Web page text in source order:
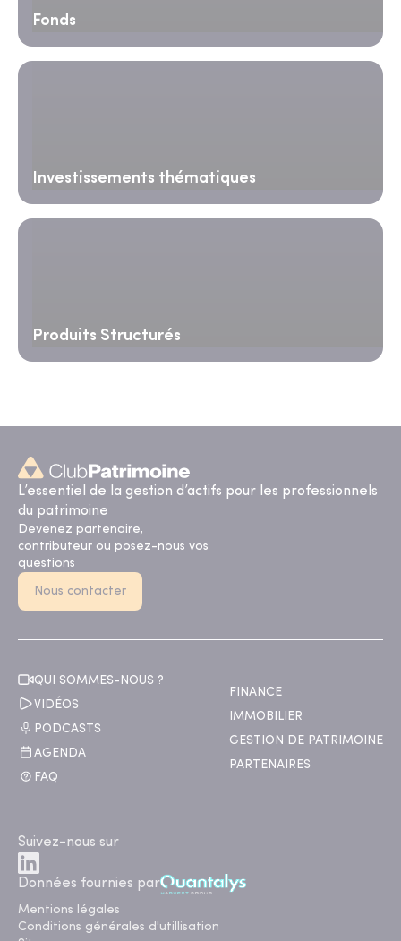
Fonds
Investissements thématiques
Produits Structurés
L’essentiel de la gestion d’actifs pour les professionnels
du patrimoine
Devenez partenaire,
contributeur ou posez-nous vos
questions
Nous contacter
QUI SOMMES-NOUS ?
VIDÉOS
PODCASTS
AGENDA
FAQ
FINANCE
IMMOBILIER
GESTION DE PATRIMOINE
PARTENAIRES
Suivez-nous sur
Données fournies par
Mentions légales
Conditions générales d'utillisation